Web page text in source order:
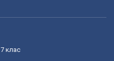
7 клас